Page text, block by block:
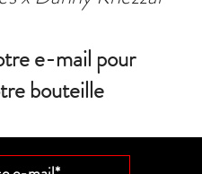
e-mail pour
bouteille